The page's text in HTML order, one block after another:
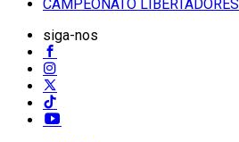
CAMPEONATO LIBERTADORES
siga-nos